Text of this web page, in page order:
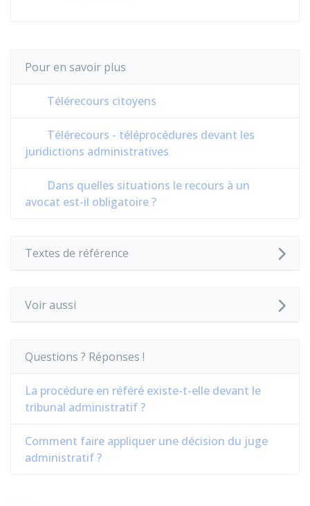
Pour en savoir plus
Télérecours citoyens
Télérecours - téléprocédures devant les
juridictions administratives
Dans quelles situations le recours à un
avocat est-il obligatoire ?
Textes de référence
Voir aussi
Questions ? Réponses !
La procédure en référé existe-t-elle devant le
tribunal administratif ?
Comment faire appliquer une décision du juge
administratif ?